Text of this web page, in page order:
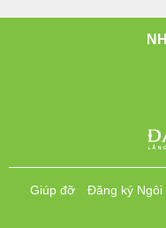
Giúp đỡ Đăng ký Ngôi